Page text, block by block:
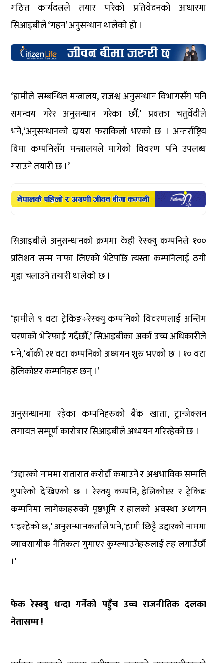
गठित कार्यदलले तयार पारेको प्रतिवेदनको आधारमा
सिआइबीले ‘गहन’ अनुसन्धान थालेको हो ।
‘हामीले सम्बन्धित मन्त्रालय, राजश्व अनुसन्धान विभागसँग पनि
समन्वय गरेर अनुसन्धान गरेका छौँ,’ प्रवक्ता चतुर्वेदीले
भने,‘अनुसन्धानको दायरा फराकिलो भएको छ । अन्तर्राष्ट्रिय
विमा कम्पनिसँग मन्त्रालयले मागेको विवरण पनि उपलब्ध
गराउने तयारी छ ।’
सिआइबीले अनुसन्धानको क्रममा केही रेस्क्यु कम्पनिले १००
प्रतिशत सम्म नाफा लिएको भेटेपछि त्यस्ता कम्पनिलाई ठगी
मुद्दा चलाउने तयारी थालेको छ ।
‘हामीले ९ वटा ट्रेकिङ÷रेस्क्यु कम्पनिको विवरणलाई अन्तिम
चरणको भेरिफाई गर्दैछौँ,’ सिआइबीका अर्का उच्च अधिकारीले
भने,‘बाँकी २१ वटा कम्पनिको अध्ययन शुरु भएको छ । १० वटा
हेलिकोप्टर कम्पनिहरु छन् ।’
अनुसन्धानमा रहेका कम्पनिहरुको बैंक खाता, ट्रान्जेक्सन
लगायत सम्पूर्ण कारोबार सिआइबीले अध्ययन गरिरहेको छ ।
‘उद्दारको नाममा रातारात करोडौँ कमाउने र अश्वभाविक सम्पत्ति
थुपारेको देखिएको छ । रेस्क्यु कम्पनि, हेलिकोप्टर र ट्रेकिङ
कम्पनिमा लागेकाहरुको पृष्ठभूमि र हालको अवस्था अध्ययन
भइरहेको छ,’ अनुसन्धानकर्ताले भने,‘हामी छिट्टै उद्दारको नाममा
व्यावसायीक नैतिकता गुमाएर कुम्ल्याउनेहरुलाई तह लगाउँछौँ
।’
फेक रेस्क्यु धन्दा गर्नेको पहुँच उच्च राजनीतिक दलका
नेतासम्म !